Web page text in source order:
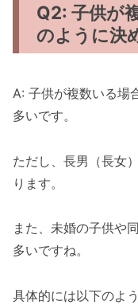
Q2: 子供が
のように決
A: 子供が複数いる場
多いです。
ただし、長男（長女
ります。
また、未婚の子供や
多いですね。
具体的には以下のよ